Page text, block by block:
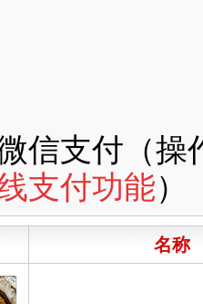
信支付（操
支付功能）
名称